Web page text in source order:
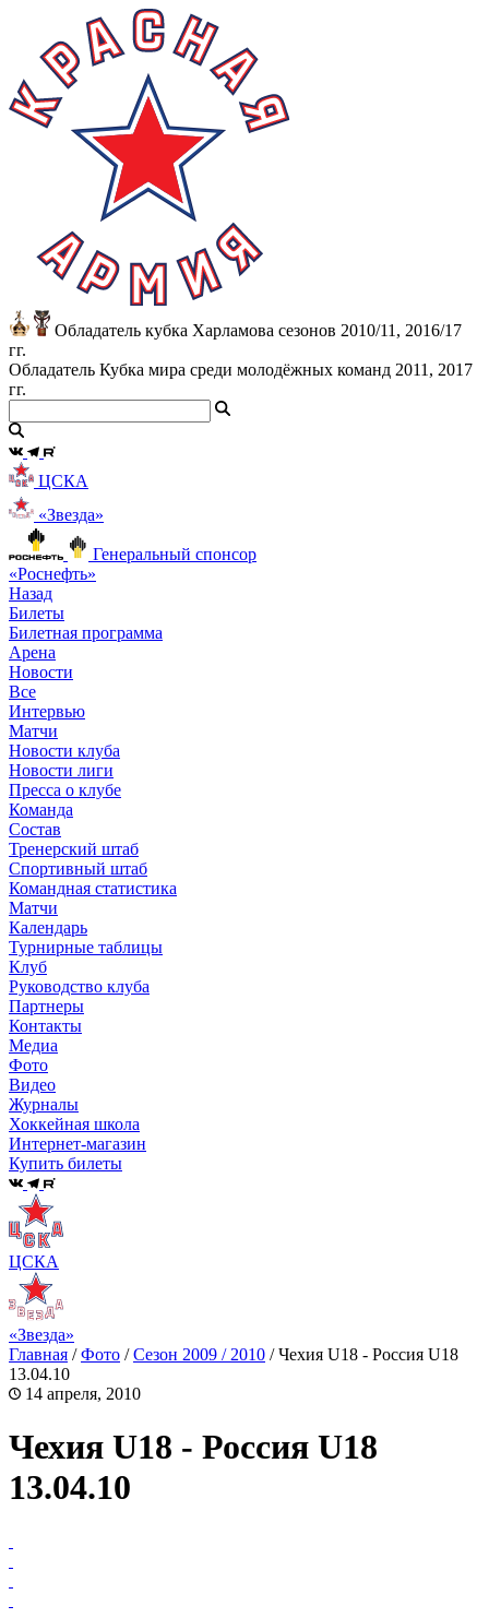
Обладатель кубка Харламова сезонов 2010/11, 2016/17
гг.
Обладатель Кубка мира среди молодёжных команд 2011, 2017
гг.
ЦСКА
«Звезда»
Генеральный спонсор
«Роснефть»
Назад
Билеты
Билетная программа
Арена
Новости
Все
Интервью
Матчи
Новости клуба
Новости лиги
Пресса о клубе
Команда
Состав
Тренерский штаб
Спортивный штаб
Командная статистика
Матчи
Календарь
Турнирные таблицы
Клуб
Руководство клуба
Партнеры
Контакты
Медиа
Фото
Видео
Журналы
Хоккейная школа
Интернет-магазин
Купить билеты
ЦСКА
«Звезда»
Главная /Фото /Сезон 2009 / 2010 /Чехия U18 - Россия U18
13.04.10
14 апреля, 2010
Чехия U18 - Россия U18
13.04.10